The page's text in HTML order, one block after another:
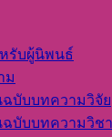
รับผู้นิพนธ์
ม
ฉบับบทความวิจัย
ฉบับบทความวิช